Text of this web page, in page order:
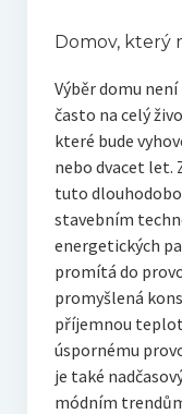
Domov, který
Výběr domu
často na celý
které bude
nebo dvacet let.
tuto
stavebním
energetických
promítá do
promyšlená
příjemnou
úspornému
je také
módním